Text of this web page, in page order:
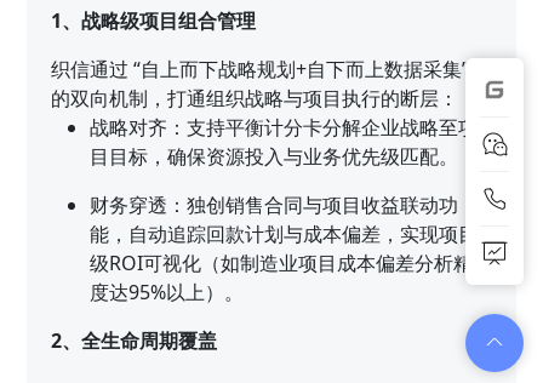
1、战略级项目组合管理
织信通过 “自上而下战略规划+自下而上数据采集”
的双向机制，打通组织战略与项目执行的断层：
战略对齐：支持平衡计分卡分解企业战略至项
目目标，确保资源投入与业务优先级匹配。
财务穿透：独创销售合同与项目收益联动功
能，自动追踪回款计划与成本偏差，实现项目
级ROI可视化（如制造业项目成本偏差分析精
度达95%以上）。
2、全生命周期覆盖